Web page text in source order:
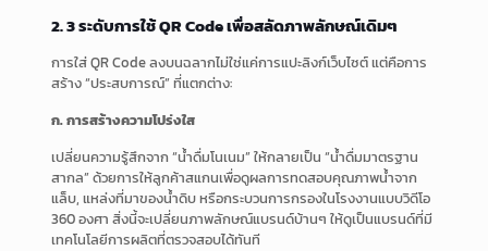
2. 3 ระดับการใช้ QR Code เพื่อสลัดภาพลักษณ์เดิมๆ
การใส่ QR Code ลงบนฉลากไม่ใช่แค่การแปะลิงก์เว็บไซต์ แต่คือการ
สร้าง “ประสบการณ์” ที่แตกต่าง:
ก. การสร้างความโปร่งใส
เปลี่ยนความรู้สึกจาก “น้ำดื่มโนเนม” ให้กลายเป็น “น้ำดื่มมาตรฐาน
สากล” ด้วยการให้ลูกค้าสแกนเพื่อดูผลการทดสอบคุณภาพน้ำจาก
แล็บ, แหล่งที่มาของน้ำดิบ หรือกระบวนการกรองในโรงงานแบบวิดีโอ
360 องศา สิ่งนี้จะเปลี่ยนภาพลักษณ์แบรนด์บ้านๆ ให้ดูเป็นแบรนด์ที่มี
เทคโนโลยีการผลิตที่ตรวจสอบได้ทันที